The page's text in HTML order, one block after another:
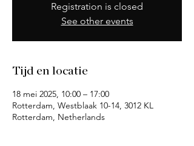
Registration is closed
See other events
Tijd en locatie
18 mei 2025, 10:00 – 17:00
Rotterdam, Westblaak 10-14, 3012 KL
Rotterdam, Netherlands